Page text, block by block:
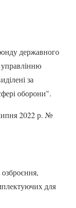
державного
за
оборони".
2022 р. №
для